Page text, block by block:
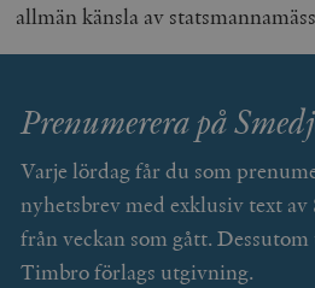
allmän känsla av
Prenumerera på
Varje lördag får du som
nyhetsbrev med exklusiv text
från veckan som gått.
Timbro förlags utgivning.